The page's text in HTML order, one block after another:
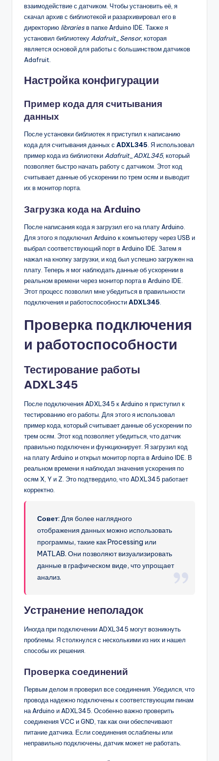
взаимодействие с датчиком. Чтобы установить её, я
скачал архив с библиотекой и разархивировал его в
директорию librariesв папке Arduino IDE. Также я
установил библиотекуAdafruit_Sensor, которая
является основой для работы с большинством датчиков
Adafruit.
Настройка конфигурации
Пример кода для считывания
данных
После установки библиотек я приступил к написанию
кода для считывания данных с ADXL345. Я использовал
пример кода из библиотекиAdafruit_ADXL345, который
позволяет быстро начать работу с датчиком. Этот код
считывает данные об ускорении по трем осям и выводит
их в монитор порта.
Загрузка кода на Arduino
После написания кода я загрузил его на плату Arduino.
Для этого я подключил Arduino к компьютеру через USB и
выбрал соответствующий порт в Arduino IDE. Затем я
нажал на кнопку загрузки, и код был успешно загружен на
плату. Теперь я мог наблюдать данные об ускорении в
реальном времени через монитор порта в Arduino IDE.
Этот процесс позволил мне убедиться в правильности
подключения и работоспособностиADXL345
Проверка подключения
и работоспособности
Тестирование работы
ADXL345
После подключения ADXL345 к Arduino я приступил к
тестированию его работы. Для этого я использовал
пример кода, который считывает данные об ускорении по
трем осям. Этот код позволяет убедиться, что датчик
правильно подключен и функционирует. Я загрузил код
на плату Arduino и открыл монитор порта в Arduino IDE. В
реальном времени я наблюдал значения ускорения по
осям X, Y и Z. Это подтвердило, что ADXL345 работает
корректно.
Совет: Для более наглядного
отображения данных можно использовать
программы, такие как Processing или
MATLAB. Они позволяют визуализировать
данные в графическом виде, что упрощает
анализ.
Устранение неполадок
Иногда при подключении ADXL345 могут возникнуть
проблемы. Я столкнулся с несколькими из них и нашел
способы их решения.
Проверка соединений
Первым делом я проверил все соединения. Убедился, что
провода надежно подключены к соответствующим пинам
на Arduino и ADXL345. Особенно важно проверить
соединения VCC и GND, так как они обеспечивают
питание датчика. Если соединения ослаблены или
неправильно подключены, датчик может не работать.